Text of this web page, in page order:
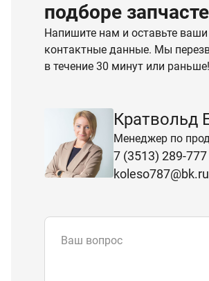
подборе
Напишите нам и оставьте ваши
контактные данные. Мы
в течение 30 минут или раньше!
Кратвольд
Менеджер по
7 (3513) 289-777
koleso787@bk.ru
Ваш вопрос